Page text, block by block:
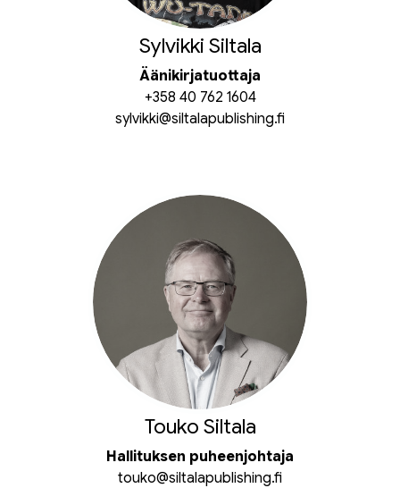
Sylvikki Siltala
Äänikirjatuottaja
+358 40 762 1604
sylvikki@siltalapublishing.fi
Touko Siltala
Hallituksen puheenjohtaja
touko@siltalapublishing.fi